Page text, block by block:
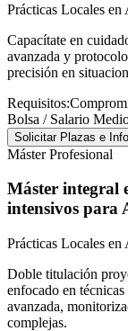
Prácticas Locales
Capacítate en
avanzada y
precisión en
Requisitos:
Bolsa / Salario
Solicitar Plazas e Info
Máster Profesional
Máster integral
intensivos para
Prácticas Locales
Doble titulación
enfocado en
avanzada,
complejas.